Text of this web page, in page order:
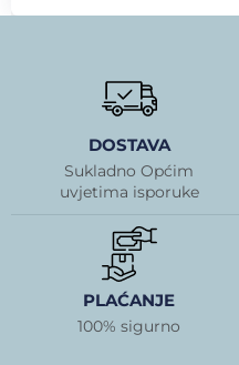
DOSTAVA
Sukladno Općim
uvjetima isporuke
PLAĆANJE
100% sigurno